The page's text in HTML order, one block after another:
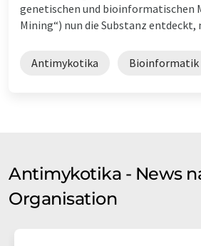
genetischen und bioinformatischen
Mining“) nun die Substanz entdeckt,
Antimykotika Bioinformatik
Antimykotika - News
Organisation